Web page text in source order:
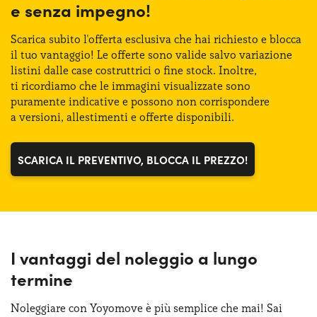
Potenza:163 CV
Keyless entry
Sensori di parcheggio posteriori
Sistema di avviso e mantenimento della corsia
Telecamera posteriore di parcheggio
Bagagliaio (max):1319 lt
Bagagliaio (min):443 lt
e senza impegno!
Scarica subito l'offerta esclusiva che hai richiesto e blocca
il tuo vantaggio! Le offerte sono valide salvo variazione
listini dalle case costruttrici o fine stock. Inoltre,
ti ricordiamo che le immagini visualizzate sono
puramente indicative e possono non corrispondere
a versioni, allestimenti e offerte disponibili.
SCARICA IL PREVENTIVO, BLOCCA IL PREZZO!
I vantaggi del noleggio a lungo
termine
Noleggiare con Yoyomove è più semplice che mai! Sai